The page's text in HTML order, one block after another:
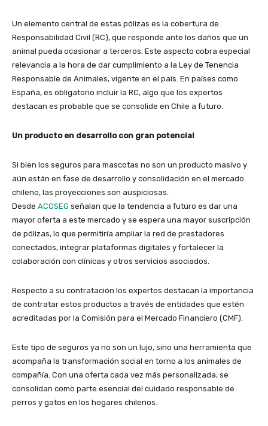
Un elemento central de estas pólizas es la cobertura de
Responsabilidad Civil (RC), que responde ante los daños que un
animal pueda ocasionar a terceros. Este aspecto cobra especial
relevancia a la hora de dar cumplimiento a la Ley de Tenencia
Responsable de Animales, vigente en el país. En países como
España, es obligatorio incluir la RC, algo que los expertos
destacan es probable que se consolide en Chile a futuro.
Un producto en desarrollo con gran potencial
Si bien los seguros para mascotas no son un producto masivo y
aún están en fase de desarrollo y consolidación en el mercado
chileno, las proyecciones son auspiciosas.
Desde ACOSEG señalan que la tendencia a futuro es dar una
mayor oferta a este mercado y se espera una mayor suscripción
de pólizas, lo que permitiría ampliar la red de prestadores
conectados, integrar plataformas digitales y fortalecer la
colaboración con clínicas y otros servicios asociados.
Respecto a su contratación los expertos destacan la importancia
de contratar estos productos a través de entidades que estén
acreditadas por la Comisión para el Mercado Financiero (CMF).
Este tipo de seguros ya no son un lujo, sino una herramienta que
acompaña la transformación social en torno a los animales de
compañía. Con una oferta cada vez más personalizada, se
consolidan como parte esencial del cuidado responsable de
perros y gatos en los hogares chilenos.